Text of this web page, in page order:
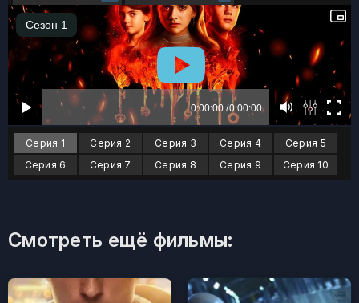
Серия 1 Серия 2 Серия 3 Серия 4
Серия 5
Серия 6
Серия 7 Серия 8 Серия 9 Серия 10
Смотреть ещё фильмы: